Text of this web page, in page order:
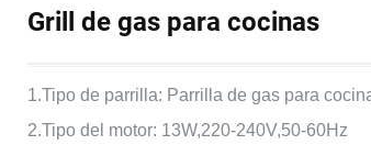
Grill de gas para cocinas
1.Tipo de parrilla: Parrilla de gas para
2.Tipo del motor: 13W,220-240V,50-60Hz